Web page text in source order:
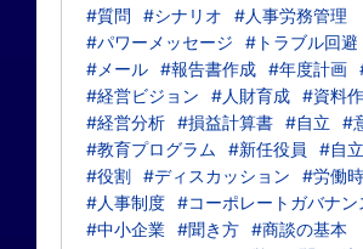
#質問
#シナリオ
#人事労務管理
#パワーメッセージ
#トラブル回避
#メール #報告書作成 #年度計画
#経営ビジョン
#人財育成 #資料
#経営分析 #損益計算書 #自立
#
#教育プログラム
#新任役員
#自
#役割 #ディスカッション #労働
#人事制度 #コーポレートガバナン
#中小企業 #聞き方 #商談の基本